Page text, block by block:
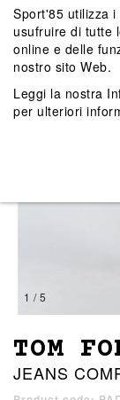
1 / 5
TOM
JEANS
Sport'85 utilizza
usufruire di tutte
online e delle
nostro sito Web.
Leggi la nostra
per ulteriori